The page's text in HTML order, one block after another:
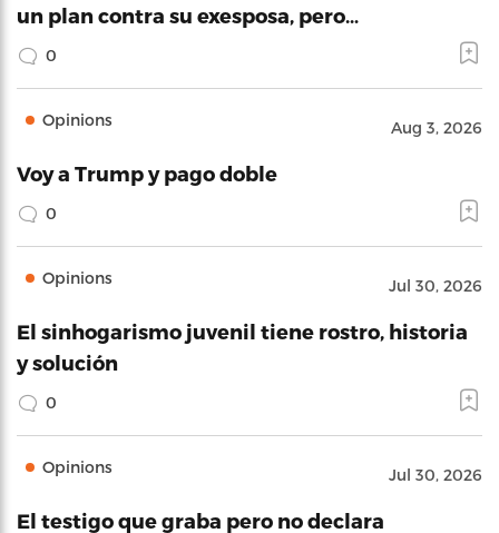
un plan contra su exesposa, pero…
0
Opinions Aug 3, 2026
Voy a Trump y pago doble
0
Opinions Jul 30, 2026
El sinhogarismo juvenil tiene rostro, historia
y solución
0
Opinions Jul 30, 2026
El testigo que graba pero no declara